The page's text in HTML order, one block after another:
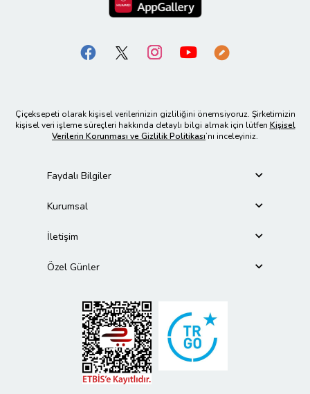
Çiçeksepeti olarak kişisel verilerinizin gizliliğini önemsiyoruz. Şirketimizin
kişisel veri işleme süreçleri hakkında detaylı bilgi almak için lütfen Kişisel
Verilerin Korunması ve Gizlilik Politikası’nı inceleyiniz.
Faydalı Bilgiler
Kurumsal
İletişim
Özel Günler